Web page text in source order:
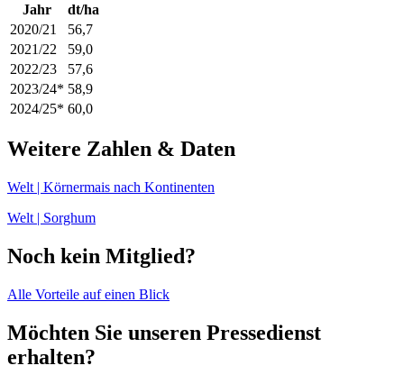
Jahr
dt/ha
2020/21
56,7
2021/22
59,0
2022/23
57,6
2023/24* 58,9
2024/25* 60,0
Weitere Zahlen & Daten
Welt | Körnermais nach Kontinenten
Welt | Sorghum
Noch kein Mitglied?
Alle Vorteile auf einen Blick
Möchten Sie unseren Pressedienst
erhalten?